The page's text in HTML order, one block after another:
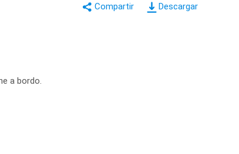
Descargar
a bordo.